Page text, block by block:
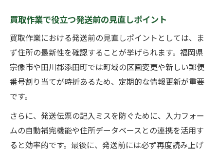
買取作業で役立つ発送前の見直しポイント
買取作業における発送前の見直しポイントとしては、ま
ず住所の最新性を確認することが挙げられます。福岡県
宗像市や田川郡添田町では町域の区画変更や新しい郵便
番号割り当てが時折あるため、定期的な情報更新が重要
です。
さらに、発送伝票の記入ミスを防ぐために、入力フォー
ムの自動補完機能や住所データベースとの連携を活用す
ると効率的です。最後に、発送前には必ず再度読み上げ